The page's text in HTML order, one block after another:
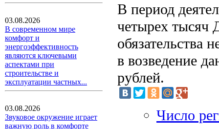
03.08.2026
В современном мире
комфорт и
энергоэффективность
являются ключевыми
аспектами при
строительстве и
эксплуатации частных...
03.08.2026
Звуковое окружение играет
важную роль в комфорте
В период
четырех тысяч
обязательства
в возведение
рублей.
Число